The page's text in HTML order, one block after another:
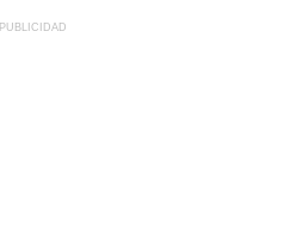
PUBLICIDAD